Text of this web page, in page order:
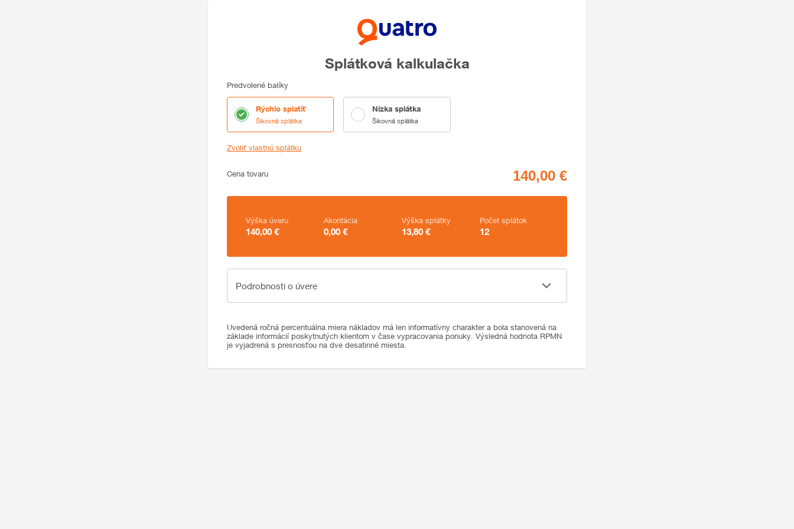
Splátková kalkulačka
Predvolené balíky
Rýchlo splatiť
Šikovná splátka
Nízka splátka
Šikovná splátka
Zvoliť vlastnú splátku
Cena
Cena tovaru
Zhrnutie
Výška úveru
140,00 €
Akontácia
0,00 €
Výška splátky
13,80 €
Počet splátok
12
Podrobnosti o úvere
Podrobnosti o úvere
Uvedená ročná percentuálna miera nákladov má len informatívny charakter a bola stanovená na
základe informácií poskytnutých klientom v čase vypracovania ponuky. Výsledná hodnota RPMN
je vyjadrená s presnosťou na dve desatinné miesta.